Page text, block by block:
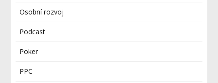
Osobní rozvoj
Podcast
Poker
PPC